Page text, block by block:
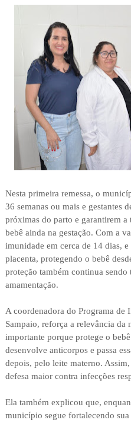
Nesta primeira remessa, o
36 semanas ou mais e gestantes
próximas do parto e garantirem a
bebê ainda na gestação. Com a
imunidade em cerca de 14 dias,
placenta, protegendo o bebê
proteção também continua
amamentação.
A coordenadora do Programa de
Sampaio, reforça a relevância da
importante porque protege o
desenvolve anticorpos e passa
depois, pelo leite materno.
defesa maior contra infecções
Ela também explicou que,
município segue fortalecendo